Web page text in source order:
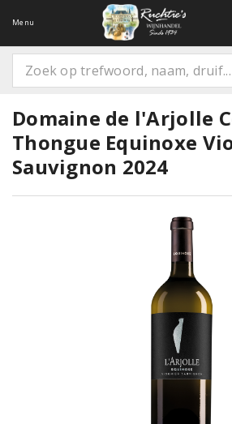
Menu
Domaine de l'Arjolle
Thongue Equinoxe
Sauvignon 2024